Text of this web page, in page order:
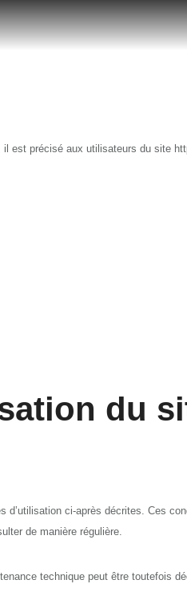
est précisé aux utilisateurs du site
du
ci-après décrites. Ces
de manière régulière.
technique peut être toutefois